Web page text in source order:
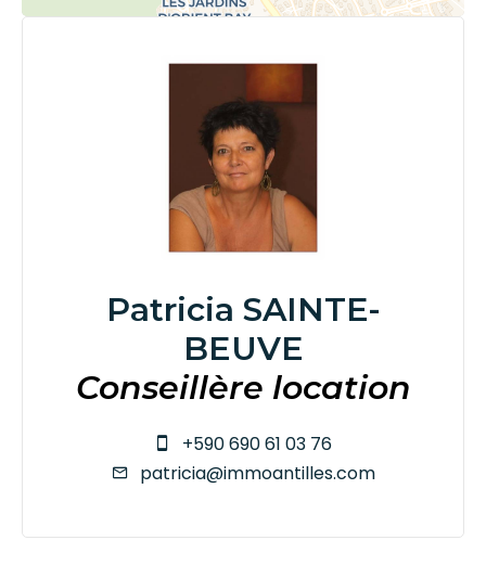
Patricia SAINTE-
BEUVE
Conseillère location
+590 690 61 03 76
patricia@immoantilles.com